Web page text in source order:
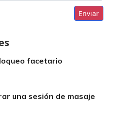
Enviar
facetario
una sesión de masaje